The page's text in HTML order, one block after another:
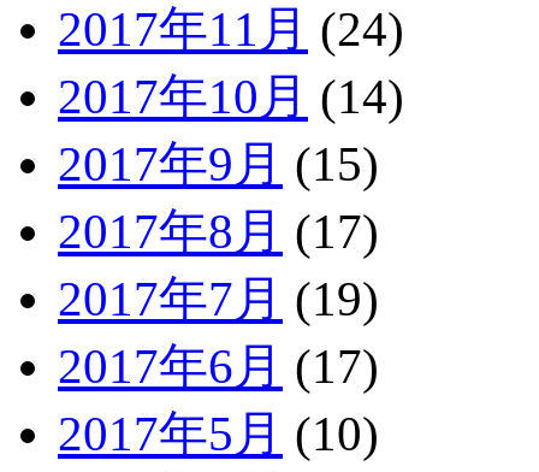
2017年11月 (24)
2017年10月 (14)
2017年9月 (15)
2017年8月 (17)
2017年7月 (19)
2017年6月 (17)
2017年5月 (10)